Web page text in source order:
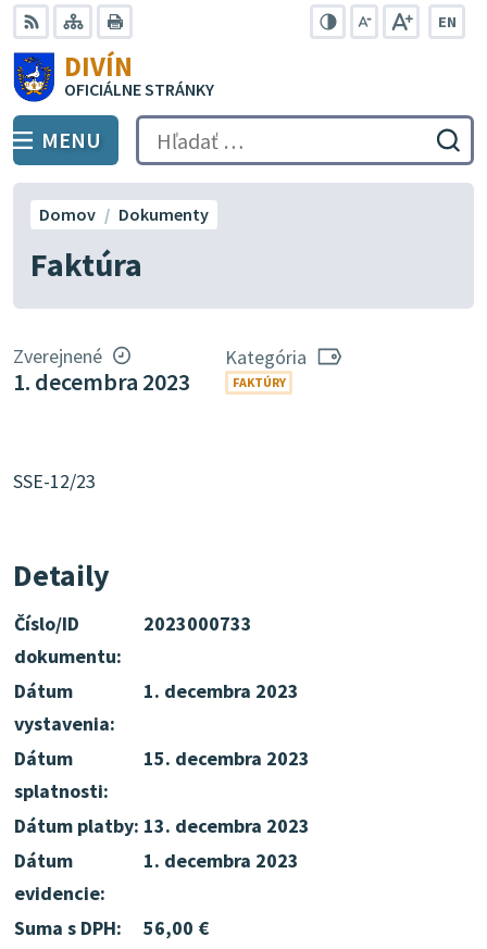
Preskočiť
na
obsah
RSS Mapa
EN
DIVÍN
OFICIÁLNE STRÁNKY
PREPNÚŤ
MENU Hľadať:
Faktúra
Domov Dokumenty
Zverejnené
1. decembra 2023
Kategória
FAKTÚRY
SSE-12/23
Detaily
Číslo/ID
dokumentu:
2023000733
Dátum
vystavenia:
1. decembra 2023
Dátum
splatnosti:
15. decembra 2023
Dátum platby: 13. decembra 2023
Dátum
evidencie:
1. decembra 2023
Suma s DPH:
56,00 €